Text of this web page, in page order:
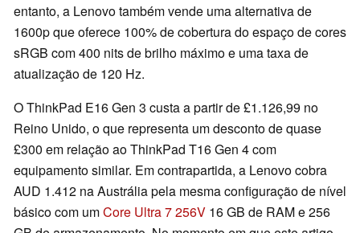
entanto, a Lenovo também vende uma alternativa de
1600p que oferece 100% de cobertura do espaço de cores
sRGB com 400 nits de brilho máximo e uma taxa de
atualização de 120 Hz.
O ThinkPad E16 Gen 3 custa a partir de £1.126,99 no
Reino Unido, o que representa um desconto de quase
£300 em relação ao ThinkPad T16 Gen 4 com
equipamento similar. Em contrapartida, a Lenovo cobra
AUD 1.412 na Austrália pela mesma configuração de nível
básico com umCore Ultra 7 256V 16 GB de RAM e 256